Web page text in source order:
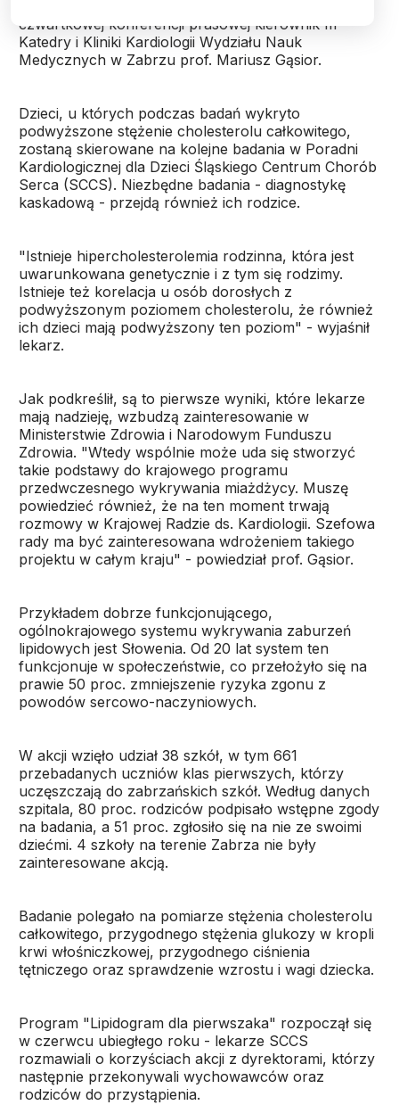
czwartkowej konferencji prasowej kierownik III
Katedry i Kliniki Kardiologii Wydziału Nauk
Medycznych w Zabrzu prof. Mariusz Gąsior.
Dzieci, u których podczas badań wykryto
podwyższone stężenie cholesterolu całkowitego,
zostaną skierowane na kolejne badania w Poradni
Kardiologicznej dla Dzieci Śląskiego Centrum Chorób
Serca (SCCS). Niezbędne badania - diagnostykę
kaskadową - przejdą również ich rodzice.
"Istnieje hipercholesterolemia rodzinna, która jest
uwarunkowana genetycznie i z tym się rodzimy.
Istnieje też korelacja u osób dorosłych z
podwyższonym poziomem cholesterolu, że również
ich dzieci mają podwyższony ten poziom" - wyjaśnił
lekarz.
Jak podkreślił, są to pierwsze wyniki, które lekarze
mają nadzieję, wzbudzą zainteresowanie w
Ministerstwie Zdrowia i Narodowym Funduszu
Zdrowia. "Wtedy wspólnie może uda się stworzyć
takie podstawy do krajowego programu
przedwczesnego wykrywania miażdżycy. Muszę
powiedzieć również, że na ten moment trwają
rozmowy w Krajowej Radzie ds. Kardiologii. Szefowa
rady ma być zainteresowana wdrożeniem takiego
projektu w całym kraju" - powiedział prof. Gąsior.
Przykładem dobrze funkcjonującego,
ogólnokrajowego systemu wykrywania zaburzeń
lipidowych jest Słowenia. Od 20 lat system ten
funkcjonuje w społeczeństwie, co przełożyło się na
prawie 50 proc. zmniejszenie ryzyka zgonu z
powodów sercowo-naczyniowych.
W akcji wzięło udział 38 szkół, w tym 661
przebadanych uczniów klas pierwszych, którzy
uczęszczają do zabrzańskich szkół. Według danych
szpitala, 80 proc. rodziców podpisało wstępne zgody
na badania, a 51 proc. zgłosiło się na nie ze swoimi
dziećmi. 4 szkoły na terenie Zabrza nie były
zainteresowane akcją.
Badanie polegało na pomiarze stężenia cholesterolu
całkowitego, przygodnego stężenia glukozy w kropli
krwi włośniczkowej, przygodnego ciśnienia
tętniczego oraz sprawdzenie wzrostu i wagi dziecka.
Program "Lipidogram dla pierwszaka" rozpoczął się
w czerwcu ubiegłego roku - lekarze SCCS
rozmawiali o korzyściach akcji z dyrektorami, którzy
następnie przekonywali wychowawców oraz
rodziców do przystąpienia.